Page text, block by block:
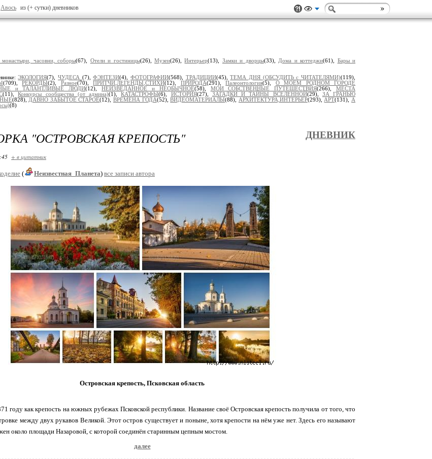
Авось из (+ сутки) дневников
монастыри, часовни, соборы(67), Отели и гостиницы(26),Музеи(26),Интерьер(13), Замки и дворцы(33), Дома и коттеджи(61), Бары и
ЭКОЛОГИЯ(7),ЧУДЕСА (7),ФЭНТЕЗИ(4),ФОТОГРАФИИ(568), ТРАДИЦИИ(45),ТЕМА ДНЯ (ОБСУДИТЬ с ЧИТАТЕЛЯМИ)(119),
(709),РЕКОРДЫ(2), Разное(70),ПРИТЧИ,ЛЕГЕНДЫ,СТИХИ(12), ПРИРОДА(291),Палеонтология(5), О МОЕМ РОДНОМ ГОРОДЕ
и ТАЛАНТЛИВЫЕ ЛЮДИ(12),НЕИЗВЕДАННОЕ и НЕОБЫЧНОЕ(58), МОИ СОБСТВЕННЫЕ ПУТЕШЕСТВИЯ(266),МЕСТА
(11),Конкурсы сообщества (от админа)(1),КАТАСТРОФЫ(6), ИСТОРИЯ(27), ЗАГАДКИ И ТАЙНЫ ВСЕЛЕННОЙ(29), ЗА ГРАНЬЮ
(828), ДАВНО ЗАБЫТОЕ СТАРОЕ(12),ВРЕМЕНА ГОДА(52),ВИДЕОМАТЕРИАЛЫ(88), АРХИТЕКТУРА,ИНТЕРЬЕР(293), АРТ(131), А
(8)
"ОСТРОВСКАЯ КРЕПОСТЬ" ДНЕВНИК
+ в цитатник
( Неизвестная_Планета) все записи автора
Островская крепость, Псковская область
году как крепость на южных рубежах Псковской республики. Название своё Островская крепость получила от того, что
между двух рукавов Великой. Этот остров существует и поныне, хотя крепости на нём уже нет. Здесь его называют
около площади Назаровой, с которой соединён старинным цепным мостом.
далее